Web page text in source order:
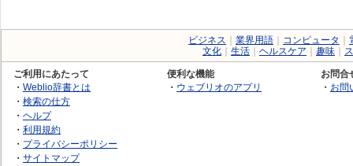
ビジネス 業界用語 コンピュータ
文化
生活 ヘルスケア 趣味
ご利用にあたって
・ Weblio辞書とは
・ 検索の仕方
・ ヘルプ
・ 利用規約
・ プライバシーポリシー
・ サイトマップ
便利な機能
・ ウェブリオのアプリ
お問合
・ お問